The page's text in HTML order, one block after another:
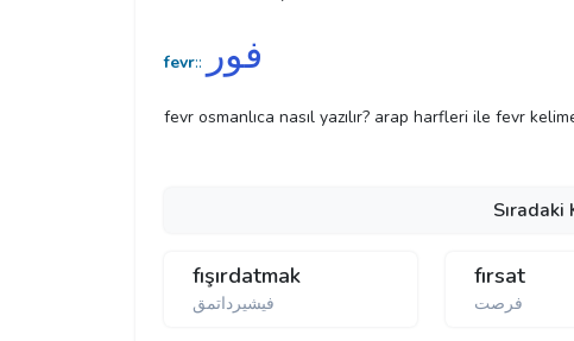
fevr:: فور
fevr osmanlıca nasıl yazılır? arap harfleri ile fevr
fışırdatmak
فیشیرداتمق
fırsat
فرصت